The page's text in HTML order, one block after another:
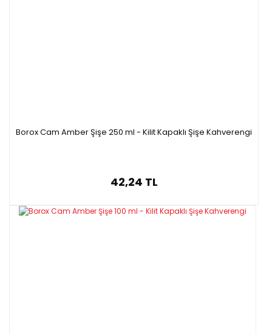
Borox Cam Amber Şişe 250 ml - Kilit Kapaklı Şişe Kahverengi
42,24 TL